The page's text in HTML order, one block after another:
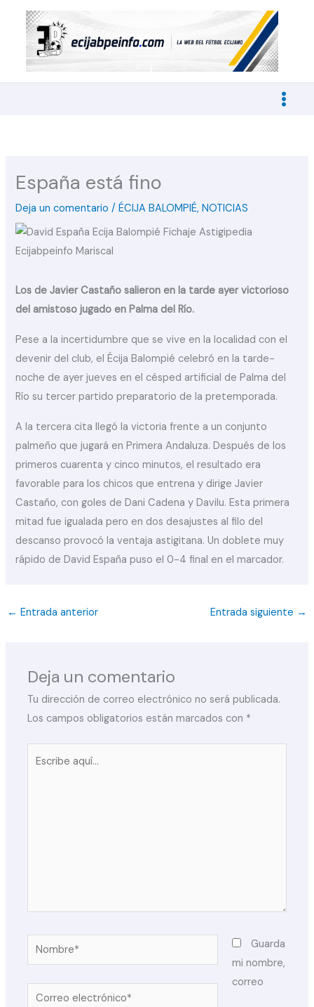
contenido
España está fino
Deja un comentario /ÉCIJA BALOMPIÉ,NOTICIAS
Los de Javier Castaño salieron en la tarde ayer victorioso
del amistoso jugado en Palma del Río.
Pese a la incertidumbre que se vive en la localidad con el
devenir del club, el Écija Balompié celebró en la tarde-
noche de ayer jueves en el césped artificial de Palma del
Río su tercer partido preparatorio de la pretemporada.
A la tercera cita llegó la victoria frente a un conjunto
palmeño que jugará en Primera Andaluza. Después de los
primeros cuarenta y cinco minutos, el resultado era
favorable para los chicos que entrena y dirige Javier
Castaño, con goles de Dani Cadena y Davilu. Esta primera
mitad fue igualada pero en dos desajustes al filo del
descanso provocó la ventaja astigitana. Un doblete muy
rápido de David España puso el 0-4 final en el marcador.
← Entrada anterior Entrada siguiente →
Deja un comentario
Tu dirección de correo electrónico no será publicada.
Los campos obligatorios están marcados con *
Nombre*
Correo
Guarda
mi nombre,
correo